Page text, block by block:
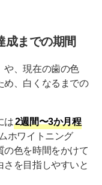
成までの期間
や、現在の歯の色
め、白くなるまでの
は2週間〜3か月程
ホワイトニング
の色を時間をかけて
を目指しやすいと